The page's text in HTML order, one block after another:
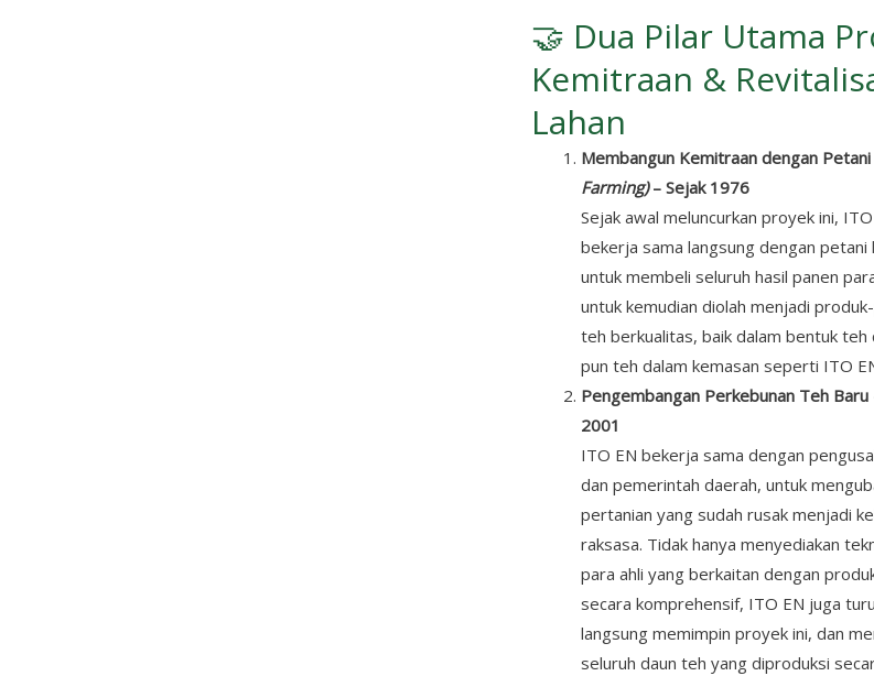
🤝 Dua Pilar Utama
Kemitraan &
Lahan
Membangun Kemitraan dengan Petani
Farming)– Sejak 1976
Sejak awal meluncurkan proyek ini,
bekerja sama langsung dengan petani
untuk membeli seluruh hasil panen
untuk kemudian diolah menjadi
teh berkualitas, baik dalam bentuk teh
pun teh dalam kemasan seperti ITO
Pengembangan Perkebunan Teh Baru
2001
ITO EN bekerja sama dengan
dan pemerintah daerah, untuk
pertanian yang sudah rusak menjadi
raksasa. Tidak hanya menyediakan
para ahli yang berkaitan dengan
secara komprehensif, ITO EN juga
langsung memimpin proyek ini, dan
seluruh daun teh yang diproduksi